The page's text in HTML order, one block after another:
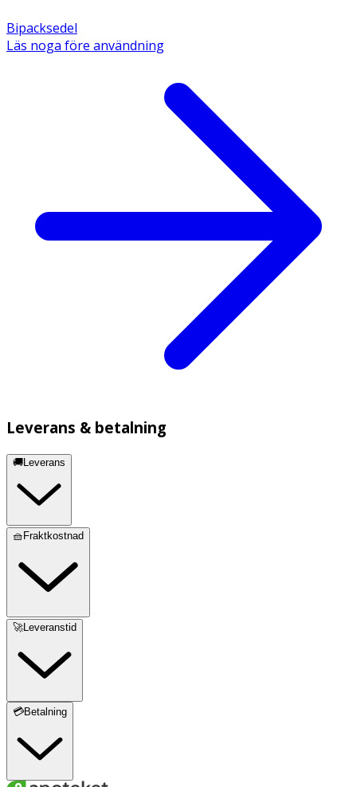
Bipacksedel
Läs noga före användning
Leverans & betalning
🚚Leverans
🧺Fraktkostnad
🚀Leveranstid
💳Betalning